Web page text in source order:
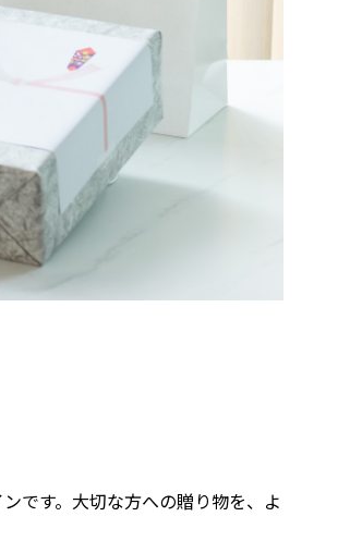
です。大切な方への贈り物を、よ